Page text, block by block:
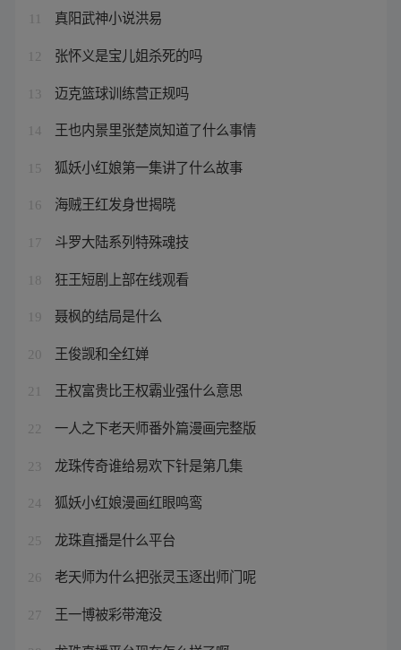
真阳武神小说洪易
12 张怀义是宝儿姐杀死的吗
13 迈克篮球训练营正规吗
14 王也内景里张楚岚知道了什么事情
15 狐妖小红娘第一集讲了什么故事
16 海贼王红发身世揭晓
17 斗罗大陆系列特殊魂技
18 狂王短剧上部在线观看
19 聂枫的结局是什么
20 王俊觊和全红婵
21 王权富贵比王权霸业强什么意思
22 一人之下老天师番外篇漫画完整版
23 龙珠传奇谁给易欢下针是第几集
24 狐妖小红娘漫画红眼鸣鸾
25 龙珠直播是什么平台
26 老天师为什么把张灵玉逐出师门呢
27 王一博被彩带淹没